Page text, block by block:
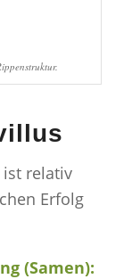
relativ
Erfolg
(Samen):